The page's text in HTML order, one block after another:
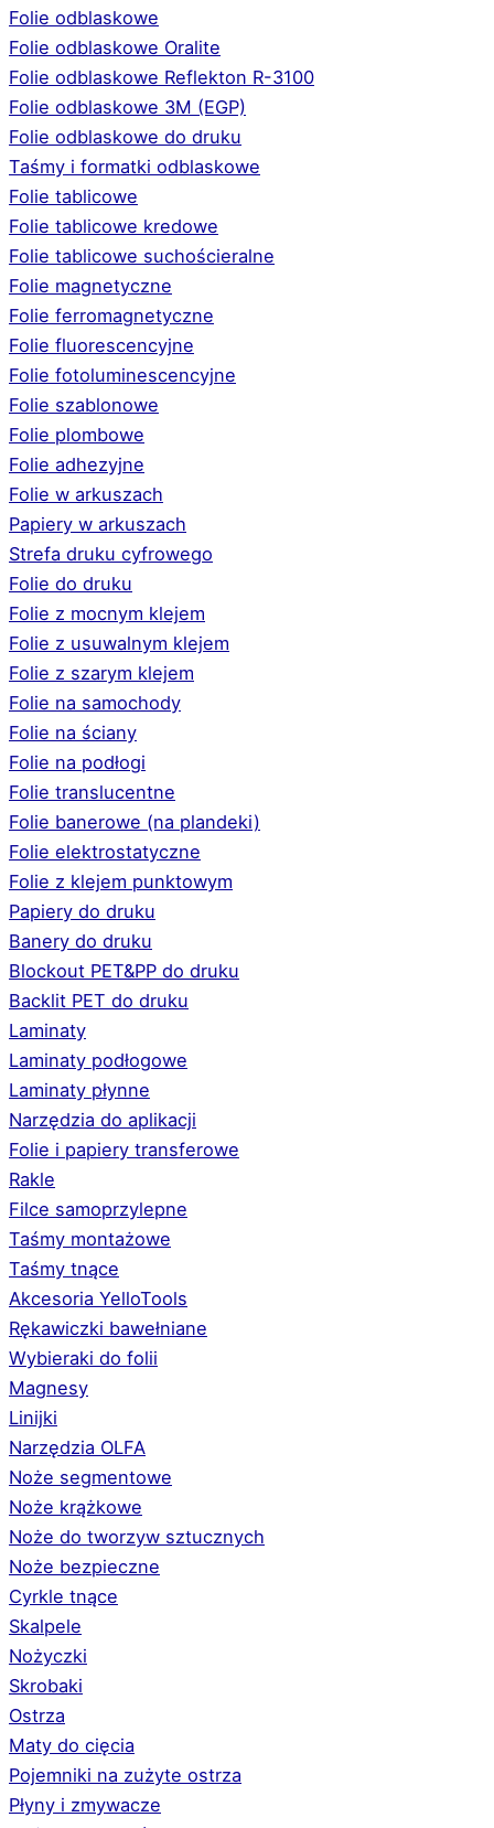
Folie odblaskowe
Folie odblaskowe Oralite
Folie odblaskowe Reflekton R-3100
Folie odblaskowe 3M (EGP)
Folie odblaskowe do druku
Taśmy i formatki odblaskowe
Folie tablicowe
Folie tablicowe kredowe
Folie tablicowe suchościeralne
Folie magnetyczne
Folie ferromagnetyczne
Folie fluorescencyjne
Folie fotoluminescencyjne
Folie szablonowe
Folie plombowe
Folie adhezyjne
Folie w arkuszach
Papiery w arkuszach
Strefa druku cyfrowego
Folie do druku
Folie z mocnym klejem
Folie z usuwalnym klejem
Folie z szarym klejem
Folie na samochody
Folie na ściany
Folie na podłogi
Folie translucentne
Folie banerowe (na plandeki)
Folie elektrostatyczne
Folie z klejem punktowym
Papiery do druku
Banery do druku
Blockout PET&PP do druku
Backlit PET do druku
Laminaty
Laminaty podłogowe
Laminaty płynne
Narzędzia do aplikacji
Folie i papiery transferowe
Rakle
Filce samoprzylepne
Taśmy montażowe
Taśmy tnące
Akcesoria YelloTools
Rękawiczki bawełniane
Wybieraki do folii
Magnesy
Linijki
Narzędzia OLFA
Noże segmentowe
Noże krążkowe
Noże do tworzyw sztucznych
Noże bezpieczne
Cyrkle tnące
Skalpele
Nożyczki
Skrobaki
Ostrza
Maty do cięcia
Pojemniki na zużyte ostrza
Płyny i zmywacze